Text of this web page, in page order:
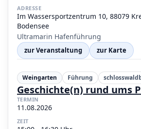
ADRESSE
Im Wassersportzentrum 10, 88079
Bodensee
Ultramarin Hafenführung
zur Veranstaltung zur Karte
Weingarten Führung
Geschichte(n) rund ums
TERMIN
11.08.2026
ZEIT